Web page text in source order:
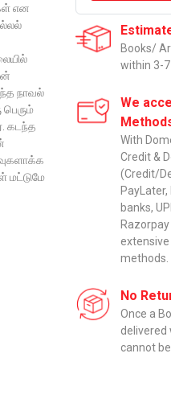
என
நாவல்
பெரும்
கடந்த
Books/
within 3-7
We
With
Credit &
(Credit/
banks,
methods.
No
Once a
delivered
cannot